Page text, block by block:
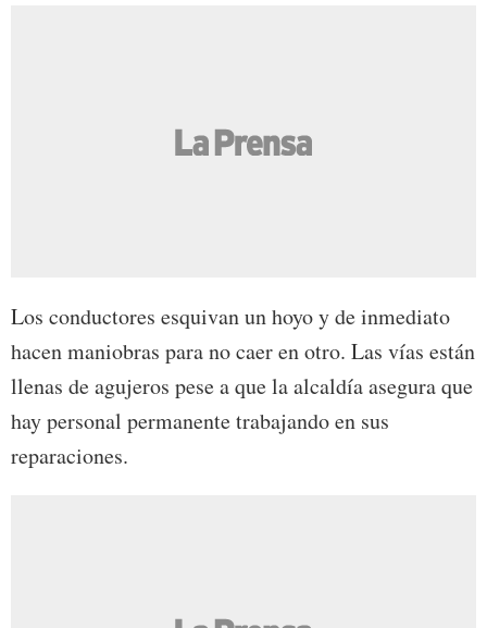
Los conductores esquivan un hoyo y de inmediato
hacen maniobras para no caer en otro. Las vías están
llenas de agujeros pese a que la alcaldía asegura que
hay personal permanente trabajando en sus
reparaciones.